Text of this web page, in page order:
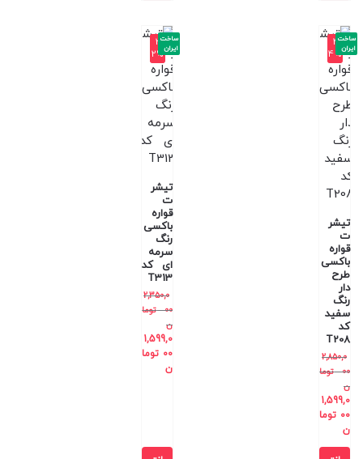
-4
4%
تیشر
ت
قواره
باکسی
طرح
دار
رنگ
سفید
کد
T208
2,850,0
00
توما
ن
1,599,0
00 توما
ن
ساخت
ایران
-3
2%
تیشر
ت
قواره
باکسی
رنگ
سرمه
ای کد
T313
2,350,0
00
توما
ن
1,599,0
00 توما
ن
ساخت
ایران